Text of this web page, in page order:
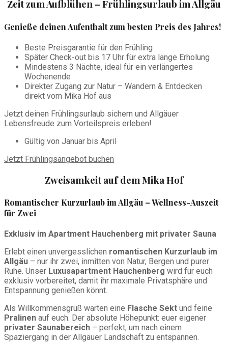
Zeit zum Aufblühen – Frühlingsurlaub im Allgäu
Genieße deinen Aufenthalt zum besten Preis des Jahres!
Beste Preisgarantie für den Frühling
Später Check-out bis 17 Uhr für extra lange Erholung
Mindestens 3 Nächte, ideal für ein verlängertes
Wochenende
Direkter Zugang zur Natur – Wandern & Entdecken
direkt vom Mika Hof aus
Jetzt deinen Frühlingsurlaub sichern und Allgäuer
Lebensfreude zum Vorteilspreis erleben!
Gültig von Januar bis April
Jetzt Frühlingsangebot buchen
Zweisamkeit auf dem Mika Hof
Romantischer Kurzurlaub im Allgäu – Wellness-Auszeit
für Zwei
Exklusiv im Apartment Hauchenberg mit privater Sauna
Erlebt einen unvergesslichen romantischen Kurzurlaub im
Allgäu – nur ihr zwei, inmitten von Natur, Bergen und purer
Ruhe. Unser Luxusapartment Hauchenberg wird für euch
exklusiv vorbereitet, damit ihr maximale Privatsphäre und
Entspannung genießen könnt.
Als Willkommensgruß warten eine Flasche Sekt und feine
Pralinen auf euch. Der absolute Höhepunkt: euer eigener
privater Saunabereich – perfekt, um nach einem
Spaziergang in der Allgäuer Landschaft zu entspannen.